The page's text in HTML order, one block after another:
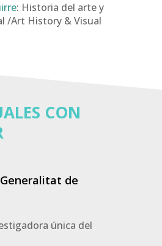
: Historia del arte y
/Art History & Visual
CON
de
única del